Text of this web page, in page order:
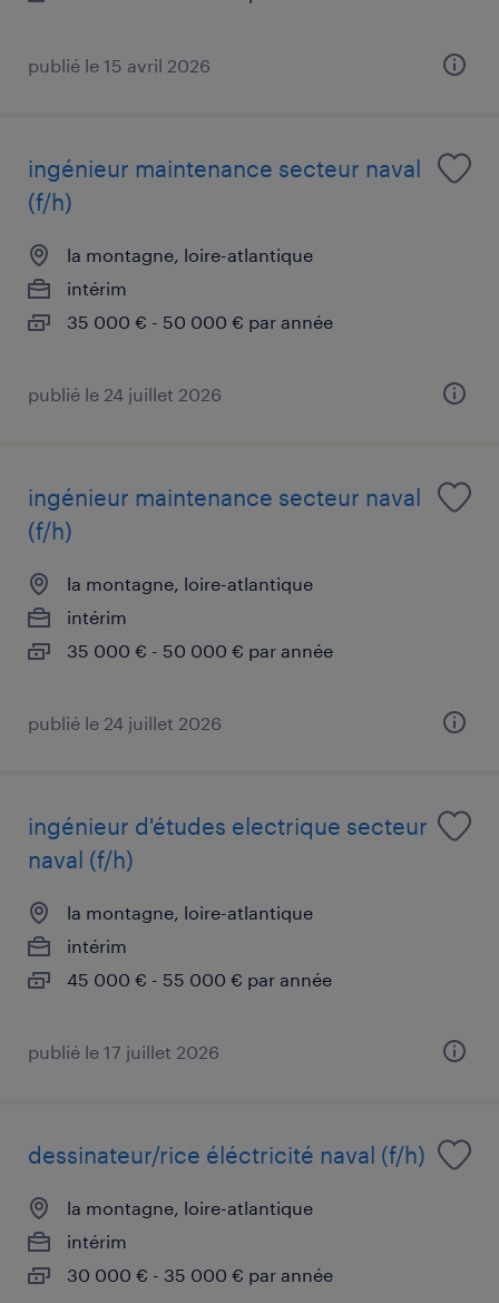
publié le 15 avril 2026
ingénieur maintenance secteur naval
(f/h)
la montagne, loire-atlantique
intérim
35 000 € - 50 000 € par année
publié le 24 juillet 2026
ingénieur maintenance secteur naval
(f/h)
la montagne, loire-atlantique
intérim
35 000 € - 50 000 € par année
publié le 24 juillet 2026
ingénieur d'études electrique secteur
naval (f/h)
la montagne, loire-atlantique
intérim
45 000 € - 55 000 € par année
publié le 17 juillet 2026
dessinateur/rice éléctricité naval (f/h)
la montagne, loire-atlantique
intérim
30 000 € - 35 000 € par année